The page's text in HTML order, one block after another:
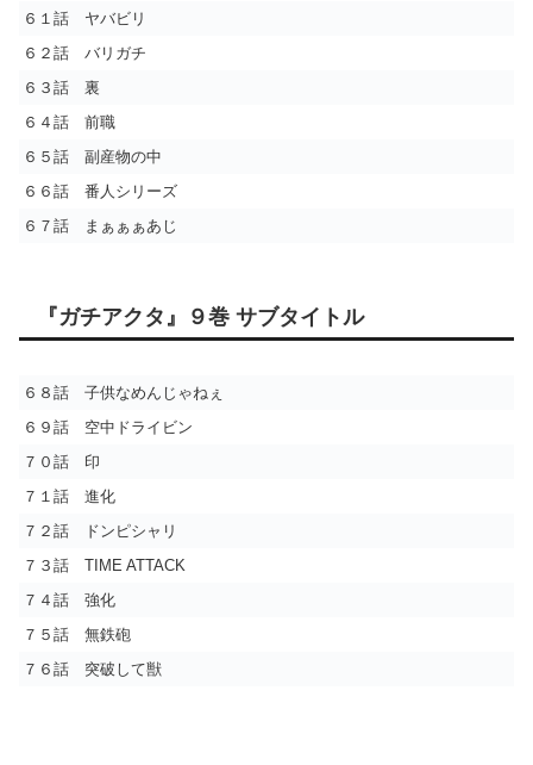
６１話 ヤバビリ
６２話 バリガチ
６３話 裏
６４話 前職
６５話 副産物の中
６６話 番人シリーズ
６７話 まぁぁぁあじ
『ガチアクタ』９巻 サブタイトル
６８話 子供なめんじゃねぇ
６９話 空中ドライビン
７０話 印
７１話 進化
７２話 ドンピシャリ
７３話 TIME ATTACK
７４話 強化
７５話 無鉄砲
７６話 突破して獣